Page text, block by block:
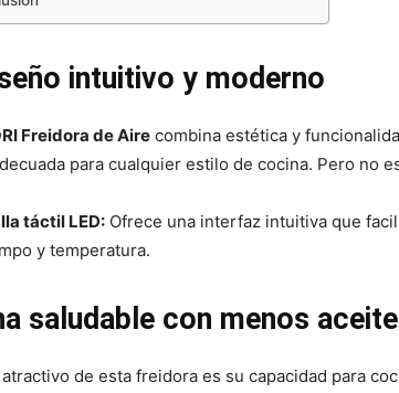
intuitivo y moderno
Freidora de Aire combina estética y
para cualquier estilo de cocina. Pero no
táctil LED: Ofrece una interfaz intuitiva que
y temperatura.
saludable con menos aceite
de esta freidora es su capacidad para